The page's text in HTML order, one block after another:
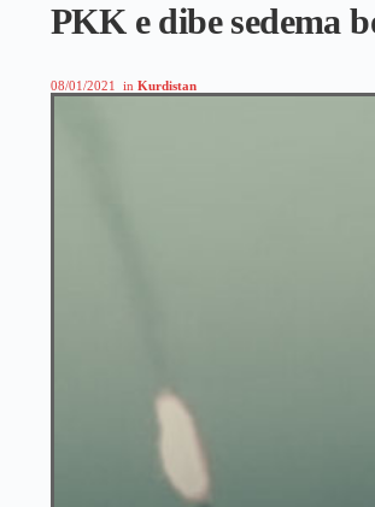
PKK e dibe sedema
08/01/2021 in Kurdistan